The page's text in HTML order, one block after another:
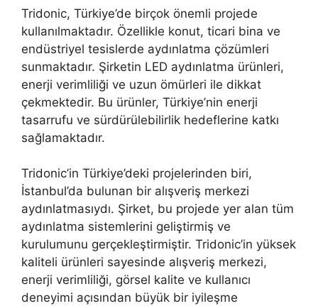
Tridonic, Türkiye’de birçok önemli projede
kullanılmaktadır. Özellikle konut, ticari bina ve
endüstriyel tesislerde aydınlatma çözümleri
sunmaktadır. Şirketin LED aydınlatma ürünleri,
enerji verimliliği ve uzun ömürleri ile dikkat
çekmektedir. Bu ürünler, Türkiye’nin enerji
tasarrufu ve sürdürülebilirlik hedeflerine katkı
sağlamaktadır.
Tridonic’in Türkiye’deki projelerinden biri,
İstanbul’da bulunan bir alışveriş merkezi
aydınlatmasıydı. Şirket, bu projede yer alan tüm
aydınlatma sistemlerini geliştirmiş ve
kurulumunu gerçekleştirmiştir. Tridonic’in yüksek
kaliteli ürünleri sayesinde alışveriş merkezi,
enerji verimliliği, görsel kalite ve kullanıcı
deneyimi açısından büyük bir iyileşme